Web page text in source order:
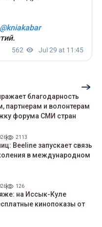
благодарность
партнерам и волонтерам
форума СМИ стран
2113
Beeline запускает связь
в международном
126
на Иссык-Куле
кинопоказы от